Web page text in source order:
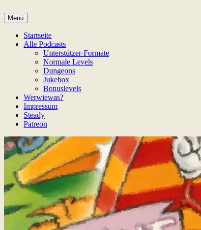
Inhalt
springen
Game Not Over
Menü
Startseite
Alle Podcasts
Unterstützer-Formate
Normale Levels
Dungeons
Jukebox
Bonuslevels
Werwiewas?
Impressum
Steady
Patreon